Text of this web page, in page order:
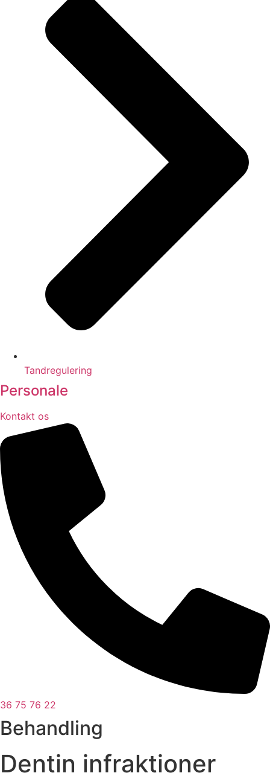
Tandregulering
Personale
Kontakt os
36 75 76 22
Behandling
Dentin infraktioner